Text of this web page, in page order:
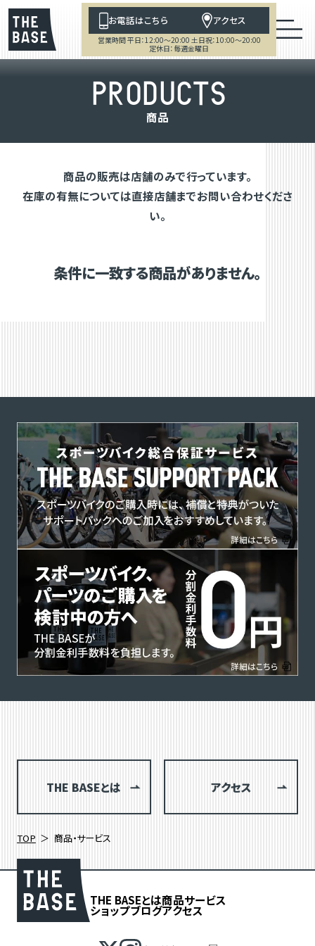
お電話はこちら アクセス
営業時間 平日：12:00～20:00 土日祝：10:00～20:00
定休日：毎週金曜日
PRODUCTS
商品
商品の販売は店舗のみで行っています。
在庫の有無については直接店舗までお問い合わせくださ
い。
条件に一致する商品がありません。
THE BASEとは アクセス
TOP 商品・サービス
THE BASEとは商品サービス
ショップブログアクセス